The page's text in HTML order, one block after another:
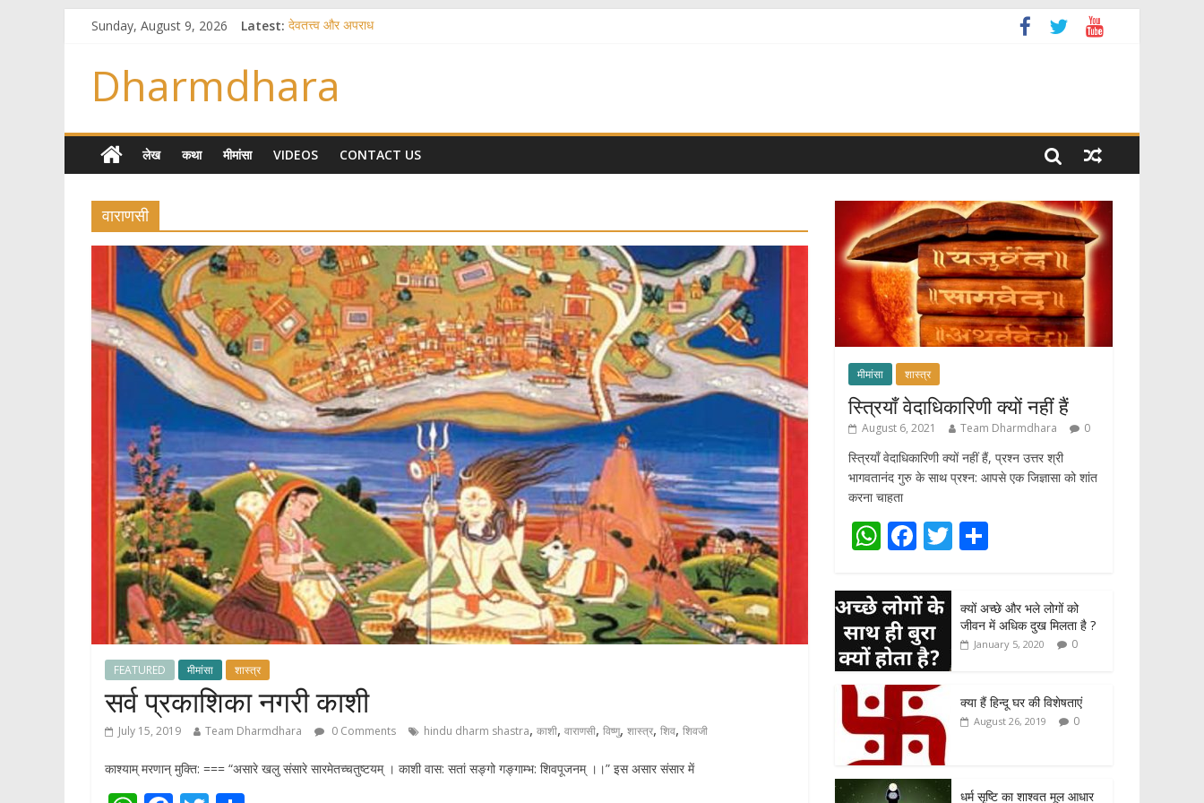
Sunday, August 9, 2026 Latest: देवतत्त्व और अपराध
तुम्हीं हो माता, पिता तुम्हीं हो ??
गौ सेवा और राजयोग
Dharmdhara
लेख कथा मीमांसा VIDEOS CONTACT US
वाराणसी
FEATURED मीमांसा शास्त्र
सर्व प्रकाशिका नगरी काशी
July 15, 2019 Team Dharmdhara 0 Comments hindu dharm shastra, काशी, वाराणसी, विष्णु, शास्त्र, शिव, शिवजी
काश्याम् मरणान् मुक्ति: === “असारे खलु संसारे सारमेतच्चतुष्टयम् । काशी वास: सतां सङ्गो गङ्गाम्भ: शिवपूजनम् ।।” इस असार संसार में
मीमांसा शास्त्र
स्त्रियाँ वेदाधिकारिणी क्यों नहीं हैं
August 6, 2021 Team Dharmdhara 0
स्त्रियाँ वेदाधिकारिणी क्यों नहीं हैं, प्रश्न उत्तर श्री
भागवतानंद गुरु के साथ प्रश्न: आपसे एक जिज्ञासा को शांत
करना चाहता
W
at
s
A
p
p
F
e
b
o
o
k
T
itt
er
ar
e
क्यों अच्छे और भले लोगों को
जीवन में अधिक दुख मिलता है ?
January 5, 2020 0
क्या हैं हिन्दू घर की विशेषताएं
August 26, 2019 0
धर्म सृष्टि का शाश्वत मूल आधार